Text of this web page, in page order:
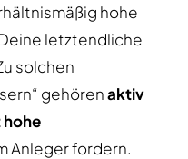
hohe
letztendliche
solchen
gehörenaktiv
Anleger fordern.